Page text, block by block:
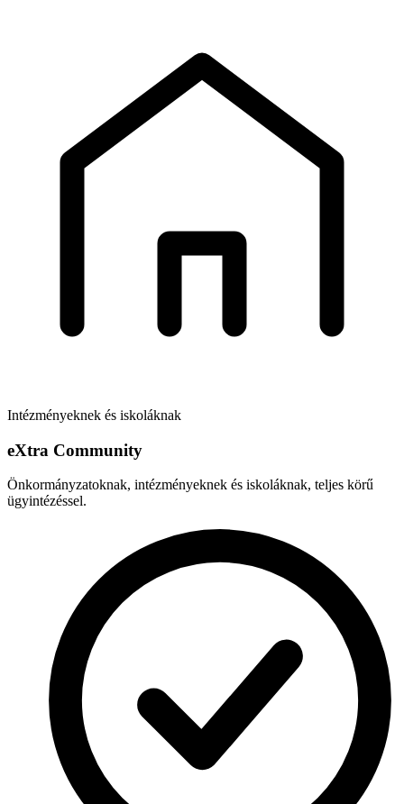
Intézményeknek és iskoláknak
eXtra Community
Önkormányzatoknak, intézményeknek és iskoláknak, teljes körű
ügyintézéssel.